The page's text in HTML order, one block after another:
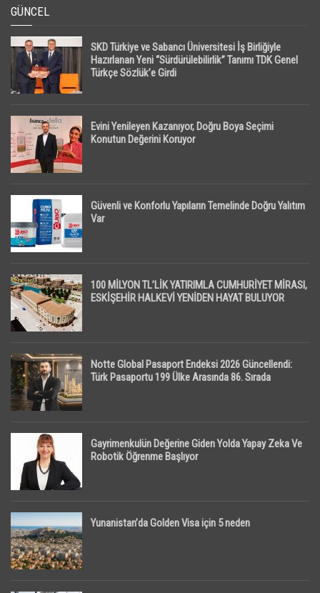
GÜNCEL
SKD Türkiye ve Sabancı Üniversitesi İş Birliğiyle
Hazırlanan Yeni “Sürdürülebilirlik” Tanımı TDK Genel
Türkçe Sözlük’e Girdi
Evini Yenileyen Kazanıyor, Doğru Boya Seçimi
Konutun Değerini Koruyor
Güvenli ve Konforlu Yapıların Temelinde Doğru Yalıtım
Var
100 MİLYON TL’LİK YATIRIMLA CUMHURİYET MİRASI,
ESKİŞEHİR HALKEVİ YENİDEN HAYAT BULUYOR
Notte Global Pasaport Endeksi 2026 Güncellendi:
Türk Pasaportu 199 Ülke Arasında 86. Sırada
Gayrimenkulün Değerine Giden Yolda Yapay Zeka Ve
Robotik Öğrenme Başlıyor
Yunanistan’da Golden Visa için 5 neden